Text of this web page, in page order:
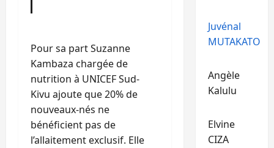
Pour sa part Suzanne
Kambaza chargée de
nutrition à UNICEF Sud-
Kivu ajoute que 20% de
nouveaux-nés ne
bénéficient pas de
l’allaitement exclusif. Elle
Juvénal
MUTAKATO
Angèle
Kalulu
Elvine
CIZA